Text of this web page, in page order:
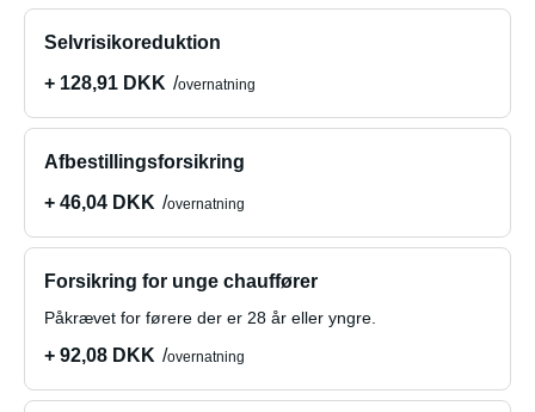
Selvrisikoreduktion
+ 128,91 DKK
overnatning
Afbestillingsforsikring
+ 46,04 DKK
overnatning
Forsikring for unge chauffører
Påkrævet for førere der er 28 år eller yngre.
+ 92,08 DKK overnatning